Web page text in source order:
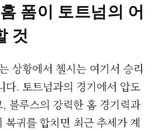
폼이 토트넘의 어
것
상황에서 첼시는 여기서 승리
다. 토트넘과의 경기에서 압도
블루스의 강력한 홈 경기력과
복귀를 합치면 최근 추세가 계